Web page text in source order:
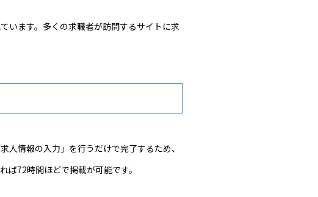
います。多くの求職者が訪問するサイトに求
情報の入力」を行うだけで完了するため、
72時間ほどで掲載が可能です。